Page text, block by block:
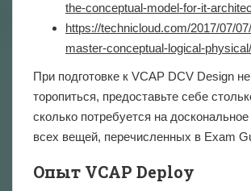
the-conceptual-model-for-it-
https://technicloud.com/2017/07/
master-conceptual-logical-physical/
При подготовке к VCAP DCV Design
торопиться, предоставьте себе
сколько потребуется на
всех вещей, перечисленных в Exam
Опыт VCAP Deploy